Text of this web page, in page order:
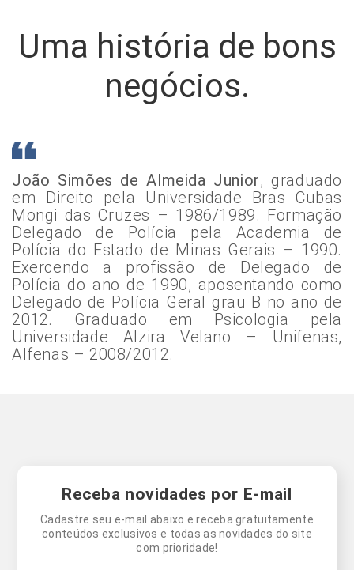
Uma história de bons
negócios.
João Simões de Almeida Junior, graduado
em Direito pela Universidade Bras Cubas
Mongi das Cruzes – 1986/1989. Formação
Delegado de Polícia pela Academia de
Polícia do Estado de Minas Gerais – 1990.
Exercendo a profissão de Delegado de
Polícia do ano de 1990, aposentando como
Delegado de Polícia Geral grau B no ano de
2012. Graduado em Psicologia pela
Universidade Alzira Velano – Unifenas,
Alfenas – 2008/2012.
Receba novidades por E-mail
Cadastre seu e-mail abaixo e receba gratuitamente
conteúdos exclusivos e todas as novidades do site
com prioridade!